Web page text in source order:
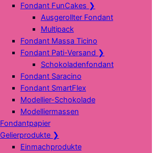
Fondant FunCakes ❯
Ausgerollter Fondant
Multipack
Fondant Massa Ticino
Fondant Pati-Versand ❯
Schokoladenfondant
Fondant Saracino
Fondant SmartFlex
Modellier-Schokolade
Modelliermassen
Fondantpapier
Gelierprodukte ❯
Einmachprodukte